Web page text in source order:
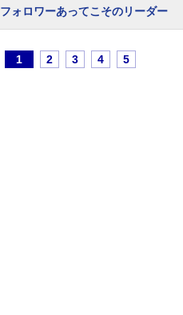
フォロワーあってこそのリーダー
1 2 3 4 5